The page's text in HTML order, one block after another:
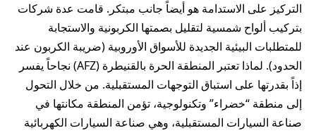
التركيز على الاستدامة هو أيضاً جانب مبتكر. قامت عدة شركات
بتركيب ألواح شمسية لتقليل بصمتها الكربونية والاستجابة
للمتطلبات البيئية الجديدة للأسواق الأوروبية (ضريبة الكربون عند
الحدود). لماذا تعتبر المنطقة الحرة بالقنيطرة (AFZ) نجاحاً يفسر
إذاً بقدرتها على استباق التوجهات المستقبلية. من خلال التحول
إلى منطقة “خضراء” وتكنولوجية، تؤمن المنطقة مكانتها في
صناعة السيارات المستقبلية، وهي صناعة السيارات الكهربائية